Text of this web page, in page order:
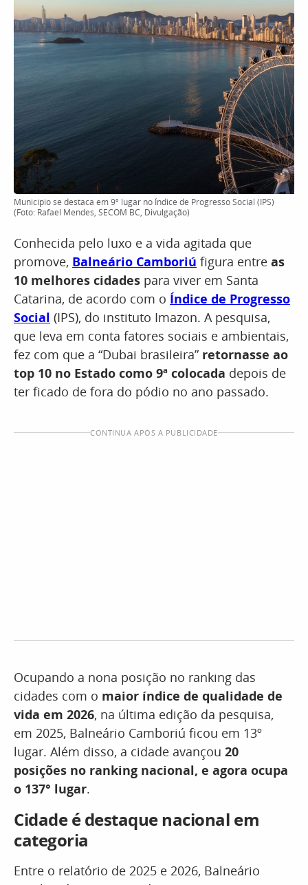
Município se destaca em 9º lugar no Índice de Progresso Social (IPS)
(Foto: Rafael Mendes, SECOM BC, Divulgação)
Conhecida pelo luxo e a vida agitada que
promove, Balneário Camboriú figura entre as
10 melhores cidades para viver em Santa
Catarina, de acordo com o Índice de Progresso
Social (IPS), do instituto Imazon. A pesquisa,
que leva em conta fatores sociais e ambientais,
fez com que a “Dubai brasileira” retornasse ao
top 10 no Estado como 9ª colocada depois de
ter ficado de fora do pódio no ano passado.
CONTINUA APÓS A PUBLICIDADE
Ocupando a nona posição no ranking das
cidades com o maior índice de qualidade de
vida em 2026, na última edição da pesquisa,
em 2025, Balneário Camboriú ficou em 13º
lugar. Além disso, a cidade avançou 20
posições no ranking nacional, e agora ocupa
o 137° lugar.
Cidade é destaque nacional em
categoria
Entre o relatório de 2025 e 2026, Balneário